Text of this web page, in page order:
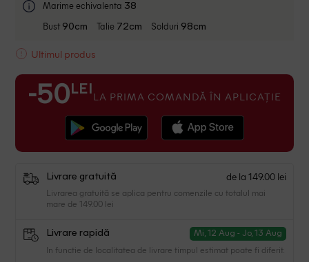
Marime echivalenta 38
Bust 90cm Talie 72cm Solduri 98cm
Ultimul produs
-50 LEI LA PRIMA COMANDĂ ÎN APLICAȚIE
Livrare gratuită de la 149.00 lei
Livrarea gratuită se aplica pentru comenzile cu totalul mai
mare de 149.00 lei
Livrare rapidă Mi, 12 Aug - Jo, 13 Aug
In functie de localitatea de livrare timpul estimat poate fi diferit.